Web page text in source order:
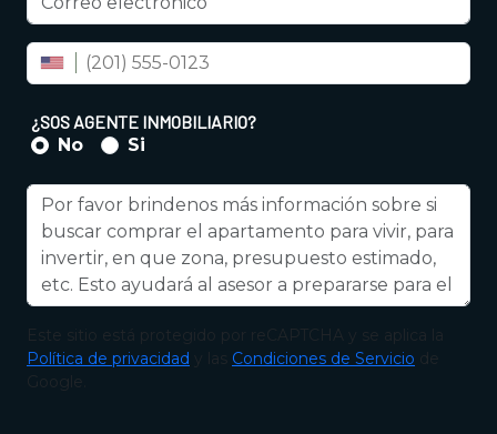
Número de celular
¿SOS AGENTE INMOBILIARIO?
No
Si
Este sitio está protegido por reCAPTCHA y se aplica la
Política de privacidad y las Condiciones de Servicio de
Google.